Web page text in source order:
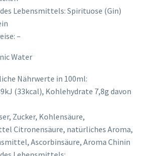
Lebensmittels: Spirituose (Gin)
–
Water
Nährwerte in 100ml:
(33kcal), Kohlehydrate 7,8g davon
Zucker, Kohlensäure,
Citronensäure, natürliches Aroma,
Ascorbinsäure, Aroma Chinin